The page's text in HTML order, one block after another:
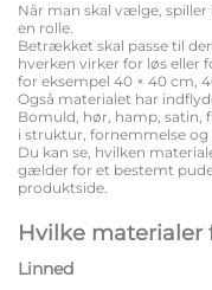
Når man skal vælge,
en rolle.
Betrækket skal passe til
hverken virker for løs eller
for eksempel 40 × 40 cm,
Også materialet har
Bomuld, hør, hamp, satin,
i struktur, fornemmelse og
Du kan se, hvilken
gælder for et bestemt
produktside.
Hvilke
Linned